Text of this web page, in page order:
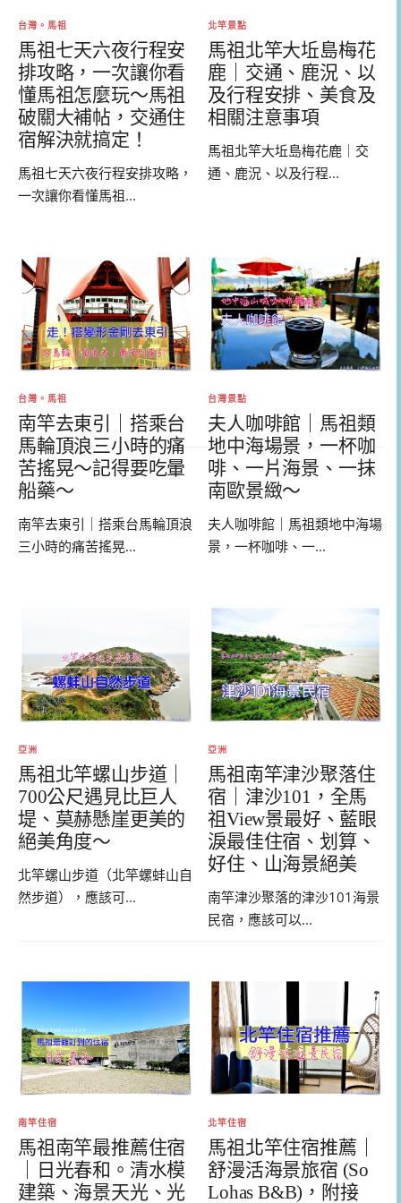
台灣。馬祖
馬祖七天六夜行程安
排攻略，一次讓你看
懂馬祖怎麼玩～馬祖
破關大補帖，交通住
宿解決就搞定！
馬祖七天六夜行程安排攻略，
一次讓你看懂馬祖...
北竿景點
馬祖北竿大坵島梅花
鹿｜交通、鹿況、以
及行程安排、美食及
相關注意事項
馬祖北竿大坵島梅花鹿｜交
通、鹿況、以及行程...
台灣。馬祖
南竿去東引｜搭乘台
馬輪頂浪三小時的痛
苦搖晃～記得要吃暈
船藥～
南竿去東引｜搭乘台馬輪頂浪
三小時的痛苦搖晃...
台灣景點
夫人咖啡館｜馬祖類
地中海場景，一杯咖
啡、一片海景、一抹
南歐景緻～
夫人咖啡館｜馬祖類地中海場
景，一杯咖啡、一...
亞洲
馬祖北竿螺山步道｜
700公尺遇見比巨人
堤、莫赫懸崖更美的
絕美角度～
北竿螺山步道（北竿螺蚌山自
然步道），應該可...
亞洲
馬祖南竿津沙聚落住
宿｜津沙101，全馬
祖View景最好、藍眼
淚最佳住宿、划算、
好住、山海景絕美
南竿津沙聚落的津沙101海景
民宿，應該可以...
南竿住宿
馬祖南竿最推薦住宿
｜日光春和。清水模
建築、海景天光、光
北竿住宿
馬祖北竿住宿推薦｜
舒漫活海景旅宿 (So
Lohas B&B)，附接